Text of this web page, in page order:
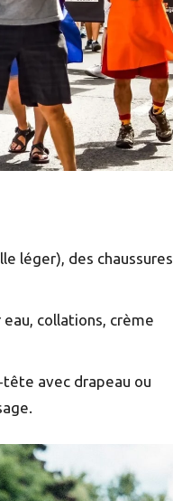
léger), des chaussures
collations, crème
avec drapeau ou